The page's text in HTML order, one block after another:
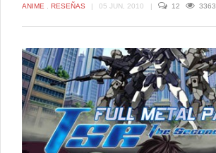
ANIME , RESEÑAS | 05 JUN, 2010 | 12 3363